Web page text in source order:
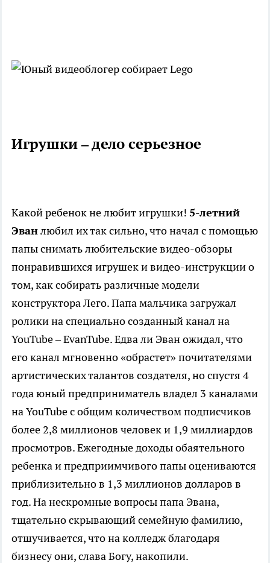
Игрушки – дело серьезное
Какой ребенок не любит игрушки! 5-летний
Эванлюбил их так сильно, что начал с помощью
папы снимать любительские видео-обзоры
понравившихся игрушек и видео-инструкции о
том, как собирать различные модели
конструктора Лего. Папа мальчика загружал
ролики на специально созданный канал на
YouTube – EvanTube. Едва ли Эван ожидал, что
его канал мгновенно «обрастет» почитателями
артистических талантов создателя, но спустя 4
года юный предприниматель владел 3 каналами
на YouTube с общим количеством подписчиков
более 2,8 миллионов человек и 1,9 миллиардов
просмотров. Ежегодные доходы обаятельного
ребенка и предприимчивого папы оцениваются
приблизительно в 1,3 миллионов долларов в
год. На нескромные вопросы папа Эвана,
тщательно скрывающий семейную фамилию,
отшучивается, что на колледж благодаря
бизнесу они, слава Богу, накопили.